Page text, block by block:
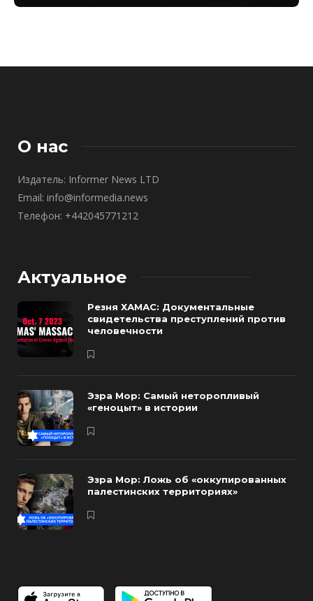
О нас
Издатель: Informer News LTD
Email: info@informedia.news
Телефон: +442045771212
Актуальное
Резня ХАМАС: Документальные
свидетельства преступлений против
человечности
Эзра Мор: Самый неторопливый
«геноцыт» в истории
Эзра Мор: Ложь об «оккупированных
палестинских территориях»